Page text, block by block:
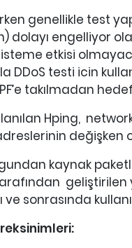
genellikle test
dolayı engelliyor
etkisi
testi icin
takılmadan
Hping,
değişken
kaynak
sonrasında